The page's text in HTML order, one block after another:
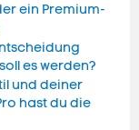
ein Premium-
es werden?
und deiner
hast du die